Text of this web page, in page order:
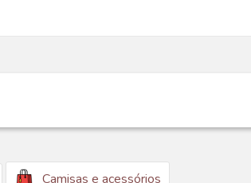
Camisas e acessórios